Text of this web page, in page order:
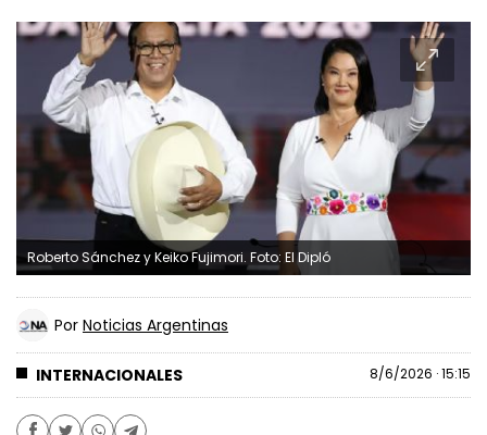
Roberto Sánchez y Keiko Fujimori. Foto: El Dipló
INTERNACIONALES
Por Noticias Argentinas
8/6/2026 · 15:15